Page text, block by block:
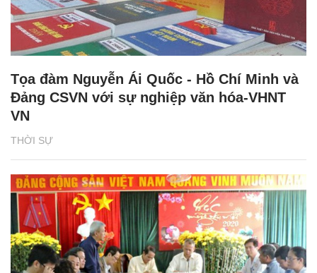
THỜI SỰ
Tọa đàm Nguyễn Ái Quốc - Hồ Chí Minh và
Đảng CSVN với sự nghiệp văn hóa-VHNT
VN